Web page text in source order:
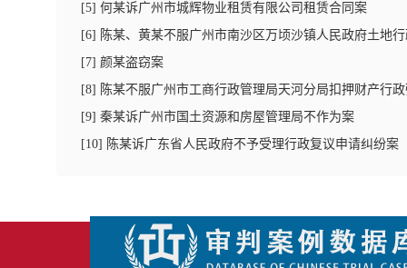
[5] 何某诉广州市城辉物业租赁有限公司租赁合同案
[6] 陈某、黄某不服广州市南沙区万顷沙镇人民政府土地
[7] 颜某盗窃案
[8] 陈某不服广州市工商行政管理局天河分局扣押财产行
[9] 秦某诉广州市国土资源和房屋管理局不作为案
[10] 陈某诉广东省人民政府不予受理行政复议申请纠纷案